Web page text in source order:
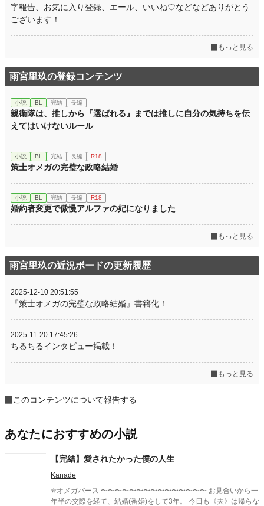
字報告、お気に入り登録、エール、いいね♡などなどありがとう
ございます！
もっと見る
雨宮里玖の登録コンテンツ
小説 BL 完結 長編
親衛隊は、推しから『選ばれる』までは推しに自分の気持ちを伝
えてはいけないルール
小説 BL 完結 長編 R18
策士オメガの完璧な政略結婚
小説 BL 完結 長編 R18
婚約者変更で傲慢アルファの妃になりました
もっと見る
雨宮里玖の近況ボードの更新履歴
2025-12-10 20:51:55
『策士オメガの完璧な政略結婚』書籍化！
2025-11-20 17:45:26
ちるちるインタビュー掲載！
もっと見る
このコンテンツについて報告する
あなたにおすすめの小説
【完結】愛されたかった僕の人生
Kanade
✯オメガバース 〜〜〜〜〜〜〜〜〜〜〜〜〜〜〜 お見合いから一
年半の交際を経て、結婚(番婚)をして3年。 今日も《夫》は帰らな